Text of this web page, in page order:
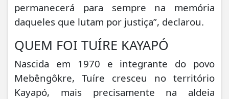
permanecerá para sempre na memória
daqueles que lutam por justiça”, declarou.
QUEM FOI TUÍRE KAYAPÓ
Nascida em 1970 e integrante do povo
Mebêngôkre, Tuíre cresceu no território
Kayapó, mais precisamente na aldeia